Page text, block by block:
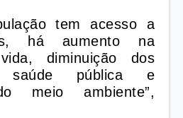
tem acesso a
há aumento na
diminuição dos
saúde pública e
meio ambiente”,